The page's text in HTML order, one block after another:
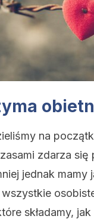
na
zdarza się
jednak mamy
składamy,